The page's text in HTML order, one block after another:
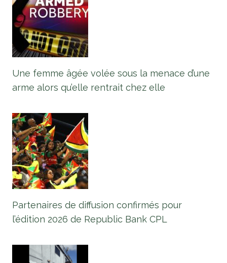
Une femme âgée volée sous la menace d’une
arme alors qu’elle rentrait chez elle
Partenaires de diffusion confirmés pour
l’édition 2026 de Republic Bank CPL